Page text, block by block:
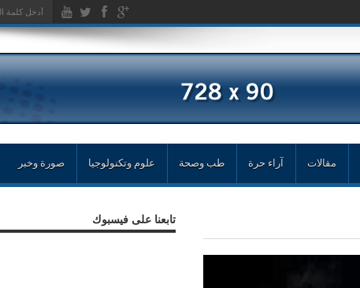
مقالات آراء حرة طب وصحة علوم وتكنولوجيا صورة وخبر
تابعنا على فيسبوك